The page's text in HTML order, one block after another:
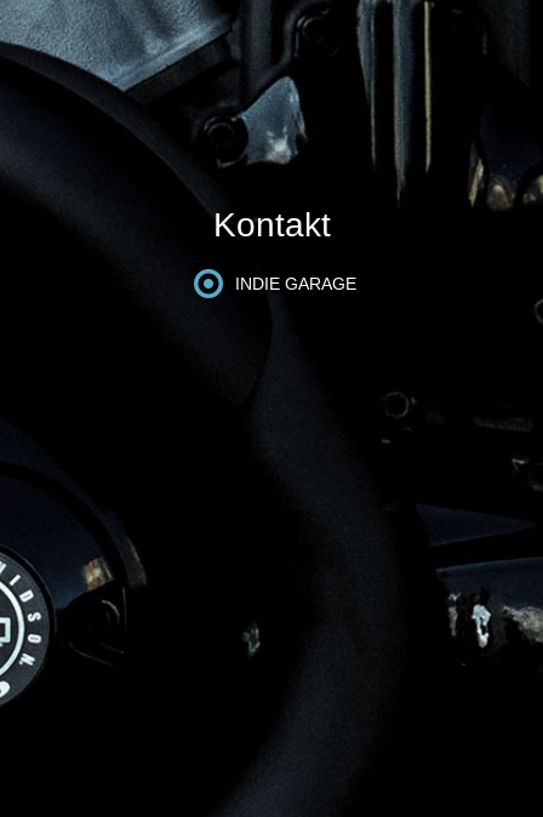
Kontakt
INDIE GARAGE